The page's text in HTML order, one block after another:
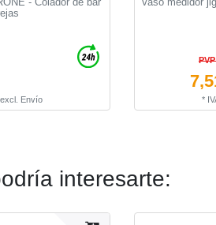
excl. Envío *
interesarte: